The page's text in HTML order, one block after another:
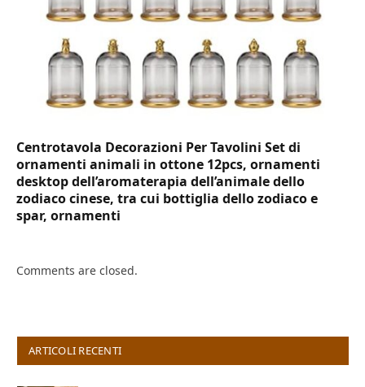
Centrotavola Decorazioni Per Tavolini Set di
ornamenti animali in ottone 12pcs, ornamenti
desktop dell’aromaterapia dell’animale dello
zodiaco cinese, tra cui bottiglia dello zodiaco e
spar, ornamenti
Comments are closed.
ARTICOLI RECENTI